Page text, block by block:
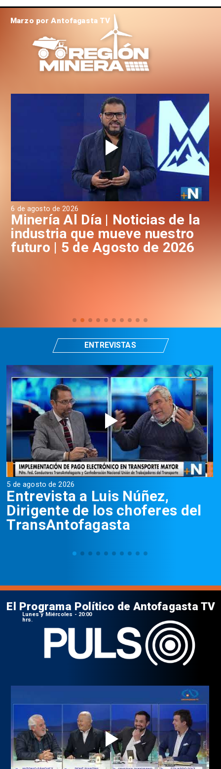
6 de agosto de 2026
Minería Al Día | Noticias de la
industria que mueve nuestro
futuro | 5 de Agosto de 2026
Marzo por Antofagasta TV
5 de agosto de 2026
Entrevista a Luis Núñez,
Dirigente de los choferes del
TransAntofagasta
ENTREVISTAS
El Programa Político de Antofagasta TV
Lunes y Miércoles - 20:00
hrs.